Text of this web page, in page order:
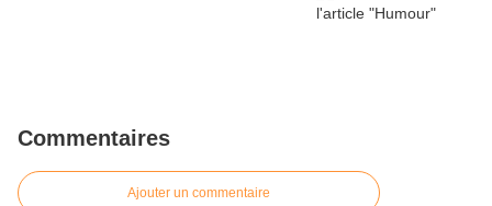
Commentaires
Ajouter un commentaire